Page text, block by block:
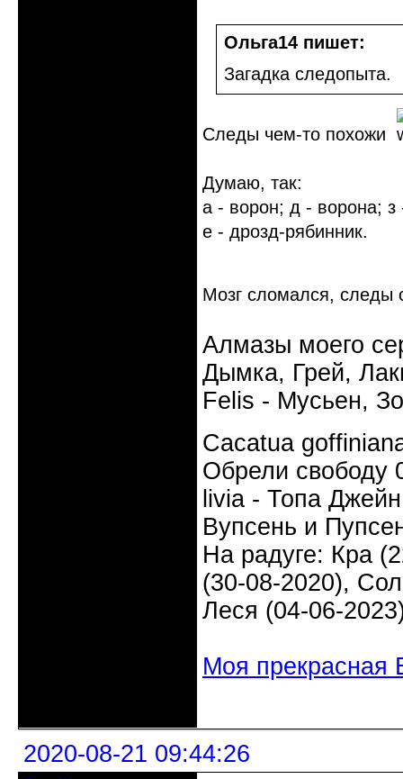
Ольга14 пишет:
Загадка следопыта.
Следы чем-то похожи
Думаю, так:
а - ворон; д - ворона; з
е - дрозд-рябинник.
Мозг сломался, следы
Алмазы моего
Дымка, Грей,
Felis - Мусьен,
Cacatua
Обрели свободу
livia - Топа
Вупсень и
На радуге: Кра
(30-08-2020),
Леся (04-06-
Моя прекрасная
2020-08-21 09:44:26